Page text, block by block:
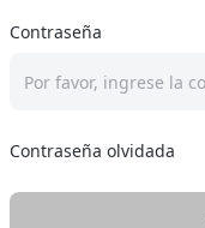
Contraseña
Por favor, ingrese la
Contraseña olvidada